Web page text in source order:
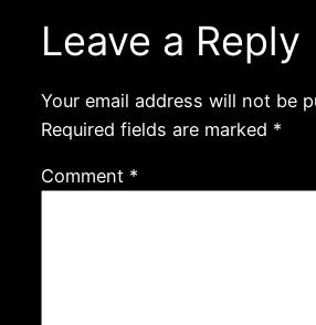
Leave a Reply
Your email address will not be
Required fields are marked *
Comment *